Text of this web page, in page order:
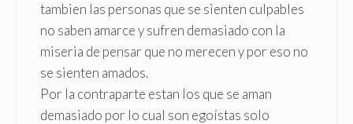
tambien las personas que se sienten culpables
no saben amarce y sufren demasiado con la
miseria de pensar que no merecen y por eso no
se sienten amados.
Por la contraparte estan los que se aman
demasiado por lo cual son egoístas solo